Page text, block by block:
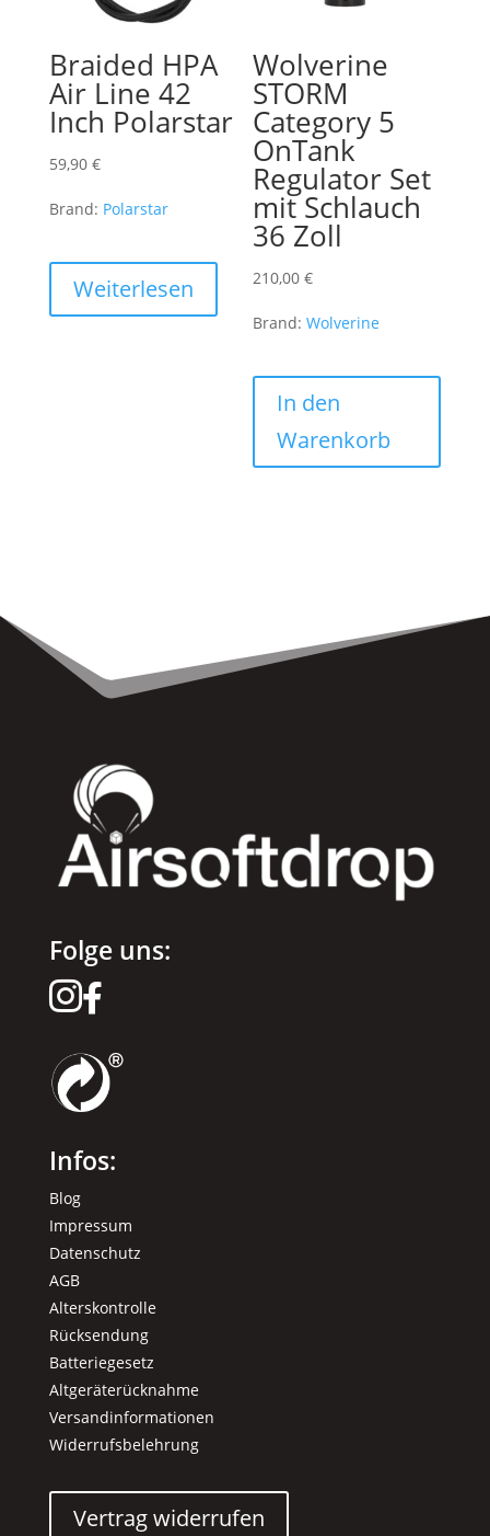
Braided HPA
Air Line 42
Inch Polarstar
59,90 €
Brand: Polarstar
Weiterlesen
Wolverine
STORM
Category 5
OnTank
Regulator Set
mit Schlauch
36 Zoll
210,00€
Brand:Wolverine
In den
Warenkorb
Folge uns:

Infos:
Blog
Impressum
Datenschutz
AGB
Alterskontrolle
Rücksendung
Batteriegesetz
Altgeräterücknahme
Versandinformationen
Widerrufsbelehrung
Vertrag widerrufen